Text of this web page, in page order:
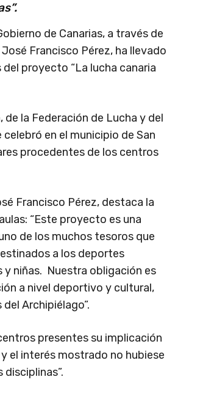
de Canarias, a través de
Francisco Pérez, ha llevado
del proyecto “La lucha canaria
la Federación de Lucha y del
en el municipio de San
procedentes de los centros
Francisco Pérez, destaca la
“Este proyecto es una
de los muchos tesoros que
a los deportes
niñas. Nuestra obligación es
a nivel deportivo y cultural,
Archipiélago”.
presentes su implicación
el interés mostrado no hubiese